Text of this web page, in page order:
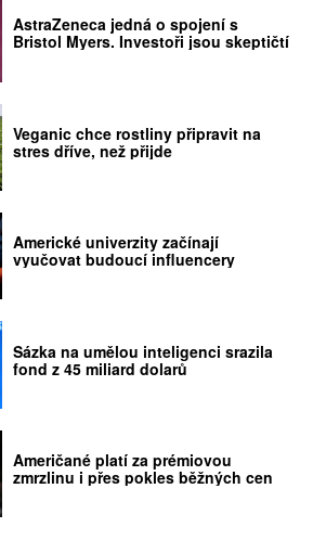
AstraZeneca jedná o spojení s
Bristol Myers. Investoři jsou skeptičtí
Veganic chce rostliny připravit na
stres dříve, než přijde
Americké univerzity začínají
vyučovat budoucí influencery
Sázka na umělou inteligenci srazila
fond z 45 miliard dolarů
Američané platí za prémiovou
zmrzlinu i přes pokles běžných cen